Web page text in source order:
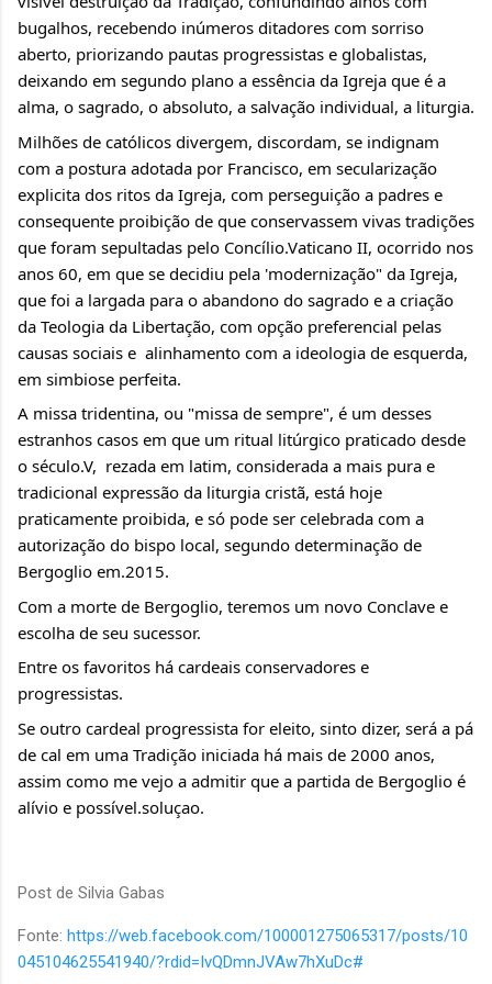
bugalhos, recebendo inúmeros ditadores com sorriso
aberto, priorizando pautas progressistas e globalistas,
deixando em segundo plano a essência da Igreja que é a
alma, o sagrado, o absoluto, a salvação individual, a liturgia.
Milhões de católicos divergem, discordam, se indignam
com a postura adotada por Francisco, em secularização
explicita dos ritos da Igreja, com perseguição a padres e
consequente proibição de que conservassem vivas tradições
que foram sepultadas pelo Concílio.Vaticano II, ocorrido nos
anos 60, em que se decidiu pela 'modernização" da Igreja,
que foi a largada para o abandono do sagrado e a criação
da Teologia da Libertação, com opção preferencial pelas
causas sociais e  alinhamento com a ideologia de esquerda,
em simbiose perfeita.
A missa tridentina, ou "missa de sempre", é um desses
estranhos casos em que um ritual litúrgico praticado desde
o século.V,  rezada em latim, considerada a mais pura e
tradicional expressão da liturgia cristã, está hoje
praticamente proibida, e só pode ser celebrada com a
autorização do bispo local, segundo determinação de
Bergoglio em.2015.
Com a morte de Bergoglio, teremos um novo Conclave e
escolha de seu sucessor.
Entre os favoritos há cardeais conservadores e
progressistas.
Se outro cardeal progressista for eleito, sinto dizer, será a pá
de cal em uma Tradição iniciada há mais de 2000 anos,
assim como me vejo a admitir que a partida de Bergoglio é
alívio e possível.soluçao.
Post de Silvia Gabas
Fonte: https://web.facebook.com/100001275065317/posts/10
045104625541940/?rdid=IvQDmnJVAw7hXuDc#